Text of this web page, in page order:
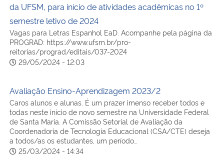
da UFSM, para início de atividades acadêmicas no 1º
semestre letivo de 2024
Vagas para Letras Espanhol EaD. Acompanhe pela página da
PROGRAD: https://www.ufsm.br/pro-
reitorias/prograd/editais/037-2024
29/05/2024 - 12:03
Avaliação Ensino-Aprendizagem 2023/2
Caros alunos e alunas. É um prazer imenso receber todos e
todas neste início de novo semestre na Universidade Federal
de Santa Maria. A Comissão Setorial de Avaliação da
Coordenadoria de Tecnologia Educacional (CSA/CTE) deseja
a todos/as os estudantes, um período…
25/03/2024 - 14:34